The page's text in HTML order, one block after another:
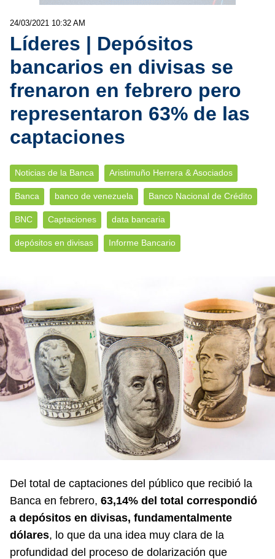
24/03/2021 10:32 AM
Líderes | Depósitos
bancarios en divisas se
frenaron en febrero pero
representaron 63% de las
captaciones
Noticias de la Banca Aristimuño Herrera & Asociados
Banca banco de venezuela Banco Nacional de Crédito
BNC Captaciones data bancaria
depósitos en divisas Informe Bancario
Del total de captaciones del público que recibió la
Banca en febrero, 63,14% del total correspondió
a depósitos en divisas, fundamentalmente
dólares, lo que da una idea muy clara de la
profundidad del proceso de dolarización que